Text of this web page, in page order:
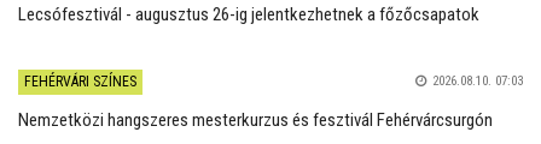
Lecsófesztivál - augusztus 26-ig jelentkezhetnek a főzőcsapatok
FEHÉRVÁRI SZÍNES 2026.08.10. 07:03
Nemzetközi hangszeres mesterkurzus és fesztivál Fehérvárcsurgón